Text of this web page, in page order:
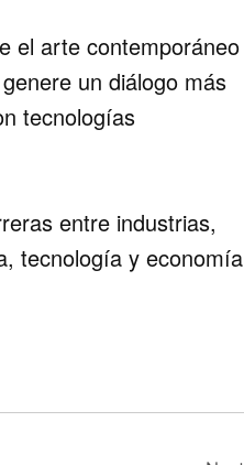
el arte contemporáneo
un diálogo más
tecnologías
entre industrias,
tecnología y economía